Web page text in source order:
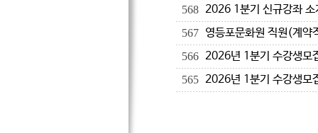
568 2026 1분기 신규강좌 소
567 영등포문화원 직원(계약
566 2026년 1분기 수강생모
565 2026년 1분기 수강생모